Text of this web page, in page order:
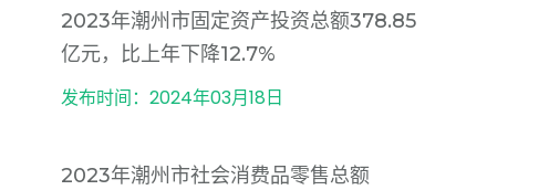
2023年潮州市固定资产投资总额378.85
亿元，比上年下降12.7%
发布时间：2024年03月18日
2023年潮州市社会消费品零售总额